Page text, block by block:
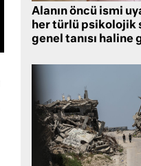
Alanın öncü ismi
her türlü psikolojik
genel tanısı haline